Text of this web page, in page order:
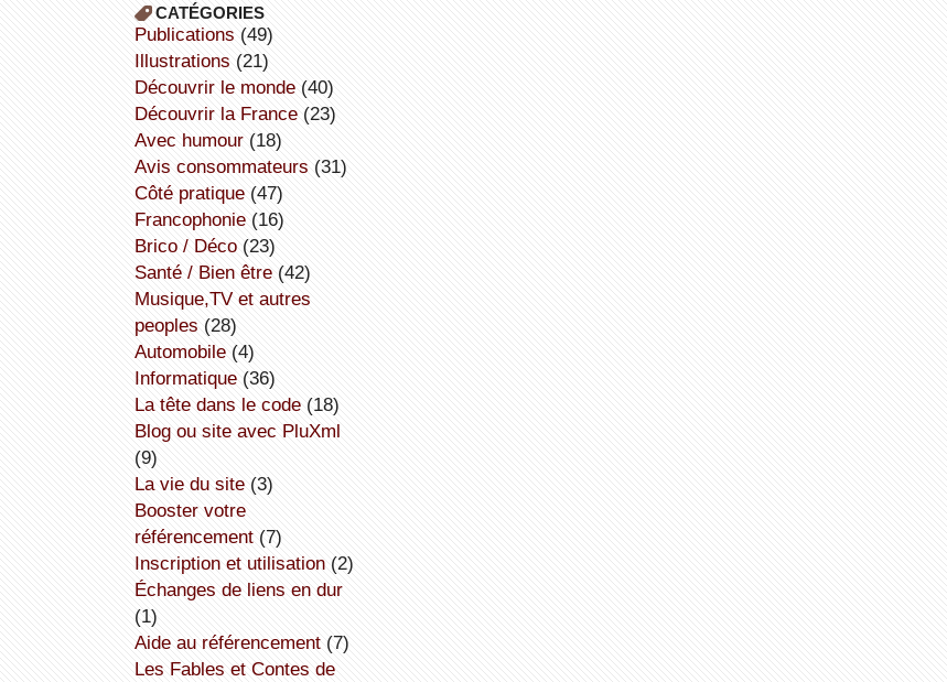
CATÉGORIES
publications (49)
illustrations (21)
découvrir le monde(40)
découvrir la France(23)
avec humour(18)
avis consommateurs (31)
côté pratique(47)
Francophonie(16)
Brico / Déco(23)
Santé / Bien être(42)
Musique,TV et autres
peoples (28)
Automobile(4)
informatique(36)
la tête dans le code(18)
Blog ou site avec PluXml
(9)
la vie du site(3)
booster votre
référencement(7)
inscription et utilisation(2)
échanges de liens en dur
(1)
aide au référencement(7)
Les Fables et Contes de